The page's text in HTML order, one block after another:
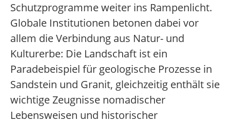
Schutzprogramme weiter ins Rampenlicht.
Globale Institutionen betonen dabei vor
allem die Verbindung aus Natur- und
Kulturerbe: Die Landschaft ist ein
Paradebeispiel für geologische Prozesse in
Sandstein und Granit, gleichzeitig enthält sie
wichtige Zeugnisse nomadischer
Lebensweisen und historischer